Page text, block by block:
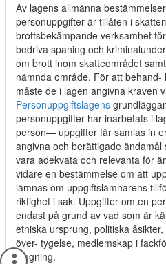
Av lagens allmänna
personuppgifter är tillåten i
brottsbekämpande verksamhet
bedriva spaning och
om brott inom skatteområdet
nämnda område. För att behand-
måste de i lagen angivna kraven
Personuppgiftslagens
personuppgifter har inarbetats i
person— uppgifter får samlas in
angivna och berättigade
vara adekvata och relevanta för
vidare en bestämmelse om att
lämnas om uppgiftslämnarens
riktighet i sak. Uppgifter om en
endast på grund av vad som är
etniska ursprung, politiska
över- tygelse, medlemskap i
läggning.